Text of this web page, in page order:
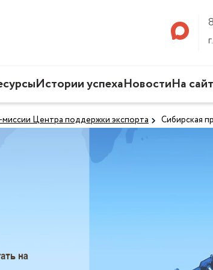
Истории успехаНовостиНа
миссии Центра поддержки экспорта Сибирская